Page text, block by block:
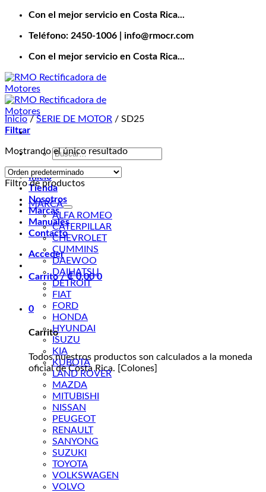
Saltar
contenido
Con el mejor servicio en Costa Rica...
Teléfono: 2450-1006 | info@rmocr.com
Con el mejor servicio en Costa Rica...
Buscar
Inicio
Tienda
Nosotros
Marcas
Manuales
Contacto
Acceder
Carrito /₡0,00 0
0
Carrito
Todos nuestros productos son calculados a la moneda
oficial de Costa Rica. [Colones]
Inicio / SERIE DE MOTOR / SD25
Filtrar
Mostrando el único resultado
Filtro de productos
MARCA
ALFA ROMEO
CATERPILLAR
CHEVROLET
CUMMINS
DAEWOO
DAIHATSU
DETROIT
FIAT
FORD
HONDA
HYUNDAI
ISUZU
KIA
KUBOTA
LAND ROVER
MAZDA
MITUBISHI
NISSAN
PEUGEOT
RENAULT
SANYONG
SUZUKI
TOYOTA
VOLKSWAGEN
VOLVO